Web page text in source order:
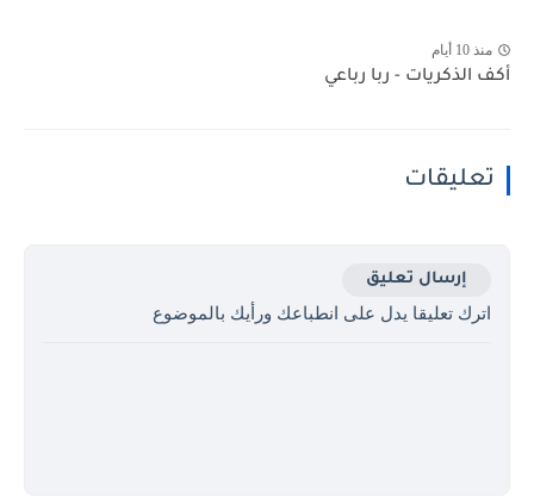
منذ 10 أيام
أكف الذكريات - ربا رباعي
تعليقات
إرسال تعليق
اترك تعليقا يدل على انطباعك ورأيك بالموضوع